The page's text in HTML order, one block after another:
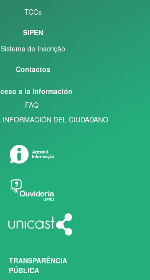
TCCs
SIPEN
Sistema de Inscrição
Contactos
a la información
FAQ
DEL CIUDADANO
TRANSPARÊNCIA
PÚBLICA